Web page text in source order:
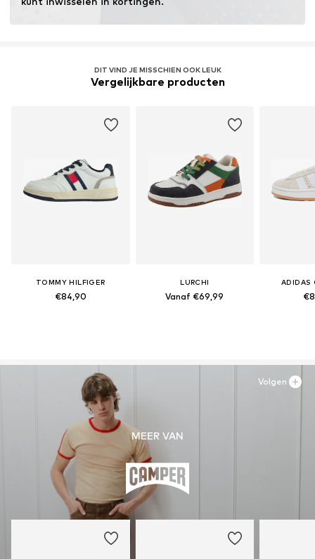
DIT VIND JE MISSCHIEN OOK LEUK
Vergelijkbare producten
TOMMY HILFIGER
€84,90
LURCHI
Vanaf €69,99
ADIDAS
MEER VAN
Volgen